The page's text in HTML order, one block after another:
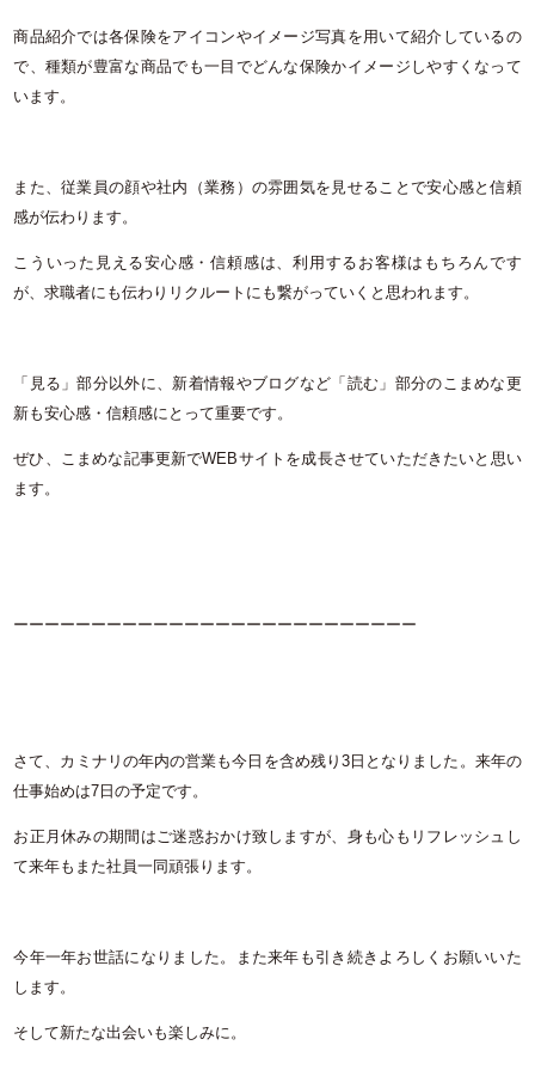
商品紹介では各保険をアイコンやイメージ写真を用いて紹介しているの
で、種類が豊富な商品でも一目でどんな保険かイメージしやすくなって
います。
また、従業員の顔や社内（業務）の雰囲気を見せることで安心感と信頼
感が伝わります。
こういった見える安心感・信頼感は、利用するお客様はもちろんです
が、求職者にも伝わりリクルートにも繋がっていくと思われます。
「見る」部分以外に、新着情報やブログなど「読む」部分のこまめな更
新も安心感・信頼感にとって重要です。
ぜひ、こまめな記事更新でWEBサイトを成長させていただきたいと思い
ます。
ーーーーーーーーーーーーーーーーーーーーーーーーーー
さて、カミナリの年内の営業も今日を含め残り 3日となりました。来年の
仕事始めは7 日の予定です。
お正月休みの期間はご迷惑おかけ致しますが、身も心もリフレッシュし
て来年もまた社員一同頑張ります。
今年一年お世話になりました。また来年も引き続きよろしくお願いいた
します。
そして新たな出会いも楽しみに。